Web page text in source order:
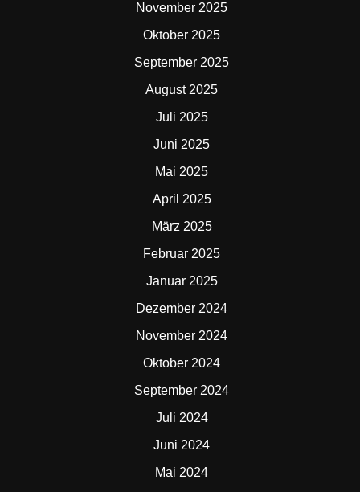
November 2025
Oktober 2025
September 2025
August 2025
Juli 2025
Juni 2025
Mai 2025
April 2025
März 2025
Februar 2025
Januar 2025
Dezember 2024
November 2024
Oktober 2024
September 2024
Juli 2024
Juni 2024
Mai 2024